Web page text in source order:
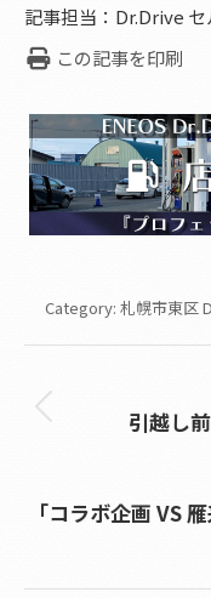
記事担当：Dr.Drive
この記事を印刷
Category: 札幌市東区
navigation
引越し
「コラボ企画 VS